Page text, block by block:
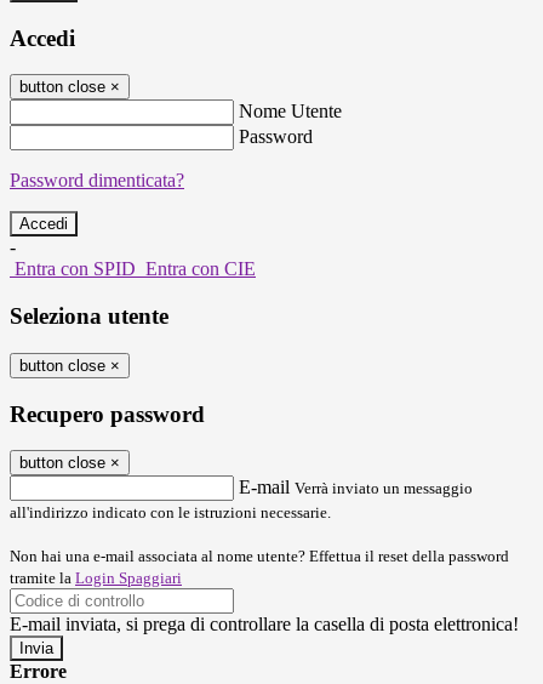
Accedi
button close ×
Nome Utente
Password
Password dimenticata?
-
Entra con SPID Entra con CIE
Seleziona utente
button close ×
Recupero password
button close ×
E-mail Verrà inviato un messaggio
all'indirizzo indicato con le istruzioni necessarie.
Non hai una e-mail associata al nome utente? Effettua il reset della password
tramite la Login Spaggiari
E-mail inviata, si prega di controllare la casella di posta elettronica!
Errore